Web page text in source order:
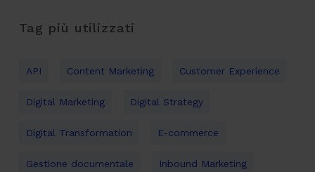
Tag più utilizzati
API Content Marketing Customer Experience
Digital Marketing Digital Strategy
Digital Transformation E-commerce
Gestione documentale Inbound Marketing